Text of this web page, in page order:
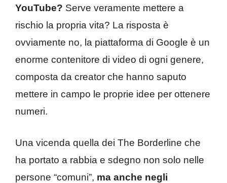
YouTube? Serve veramente mettere a
rischio la propria vita? La risposta è
ovviamente no, la piattaforma di Google è un
enorme contenitore di video di ogni genere,
composta da creator che hanno saputo
mettere in campo le proprie idee per ottenere
numeri.
Una vicenda quella dei The Borderline che
ha portato a rabbia e sdegno non solo nelle
persone “comuni”, ma anche negli